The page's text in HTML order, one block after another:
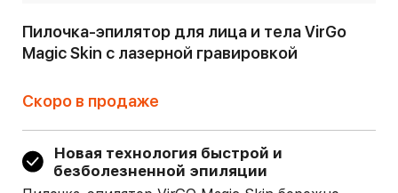
Пилочка-эпилятор для лица и тела VirGo
Magic Skin с лазерной гравировкой
Скоро в продаже
Новая технология быстрой и
безболезненной эпиляции